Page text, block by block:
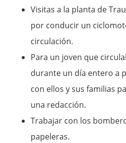
Visitas a la planta de
por conducir un
circulación.
Para un joven que
durante un día entero a
con ellos y sus familias
una redacción.
Trabajar con los
papeleras.